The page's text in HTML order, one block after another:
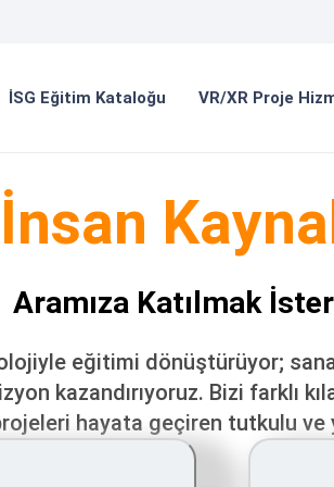
İSG Eğitim Kataloğu VR/XR Proje
İnsan
Aramıza Katılmak
eğitimi dönüştürüyor;
kazandırıyoruz. Bizi farklı
hayata geçiren tutkulu ve